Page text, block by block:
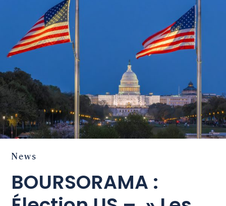
News
BOURSORAMA :